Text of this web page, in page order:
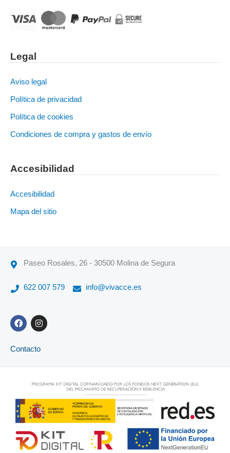
Legal
Aviso legal
Política de privacidad
Política de cookies
Condiciones de compra y gastos de envío
Accesibilidad
Accesibilidad
Mapa del sitio
Paseo Rosales, 26 - 30500 Molina de Segura
622 007 579 info@vivacce.es
F
a
b
o
I
n
a
r
m
Contacto